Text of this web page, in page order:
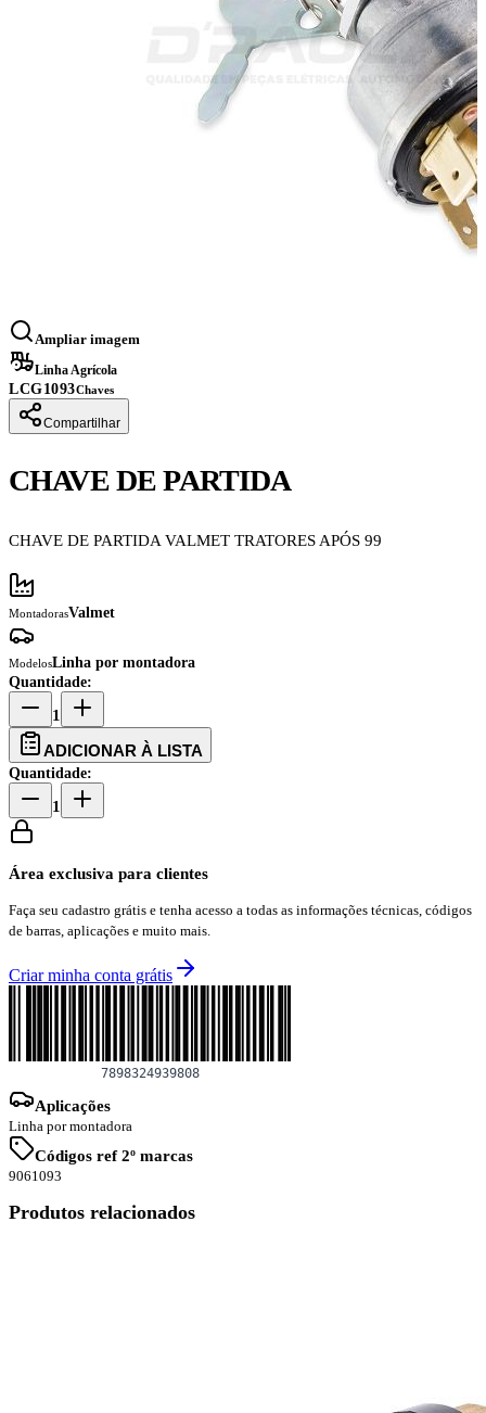
Ampliar imagem
Linha Agrícola
LCG1093Chaves
Compartilhar
CHAVE DE PARTIDA
CHAVE DE PARTIDA VALMET TRATORES APÓS 99
MontadorasValmet
ModelosLinha por montadora
Quantidade:
1
ADICIONAR À LISTA
Quantidade:
1
Área exclusiva para clientes
Faça seu cadastro grátis e tenha acesso a todas as informações técnicas, códigos
de barras, aplicações e muito mais.
Criar minha conta grátis
Aplicações
Linha por montadora
Códigos ref 2º marcas
9061093
Produtos relacionados